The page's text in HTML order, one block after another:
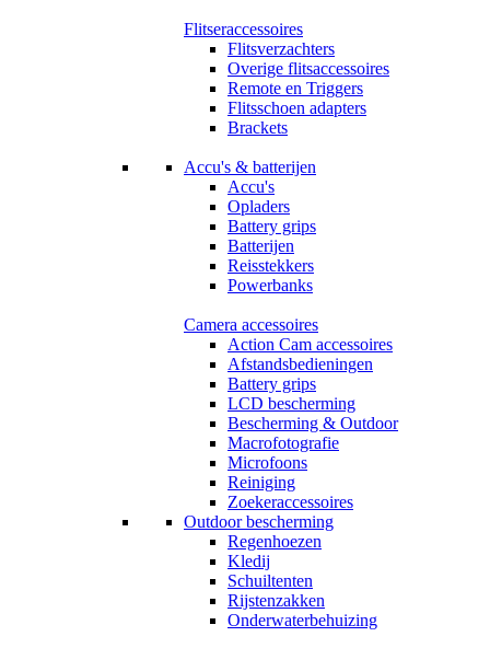
Flitseraccessoires
Flitsverzachters
Overige flitsaccessoires
Remote en Triggers
Flitsschoen adapters
Brackets
Accu's & batterijen
Accu's
Opladers
Battery grips
Batterijen
Reisstekkers
Powerbanks
Camera accessoires
Action Cam accessoires
Afstandsbedieningen
Battery grips
LCD bescherming
Bescherming & Outdoor
Macrofotografie
Microfoons
Reiniging
Zoekeraccessoires
Outdoor bescherming
Regenhoezen
Kledij
Schuiltenten
Rijstenzakken
Onderwaterbehuizing